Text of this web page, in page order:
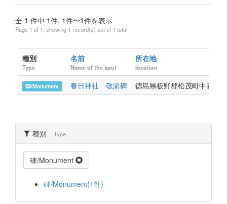
全 1 件中 1件, 1件〜1件を表示
Page 1 of 1, showing 1 record(s) out of 1 total
種別
Type
名前
Name of the spot
所在地
location
碑/Monument 春日神社 敬渝碑 徳島県板野郡松茂町中喜来
種別 Type
碑/Monument
碑/Monument(1件)